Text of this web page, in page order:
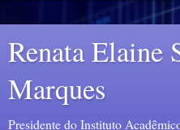
Renata Elaine
Marques
Presidente do Instituto